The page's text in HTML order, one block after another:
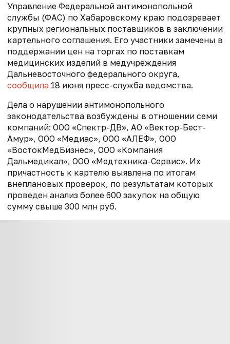
Управление Федеральной антимонопольной
службы (ФАС) по Хабаровскому краю подозревает
крупных региональных поставщиков в заключении
картельного соглашения. Его участники замечены в
поддержании цен на торгах по поставкам
медицинских изделий в медучреждения
Дальневосточного федерального округа,
сообщила 18 июня пресс-служба ведомства.
Дела о нарушении антимонопольного
законодательства возбуждены в отношении семи
компаний: ООО «Спектр-ДВ», АО «Вектор-Бест-
Амур», ООО «Медиас», ООО «АЛЕФ», ООО
«ВостокМедБизнес», ООО «Компания
Дальмедикал», ООО «Медтехника-Сервис». Их
причастность к картелю выявлена по итогам
внеплановых проверок, по результатам которых
проведен анализ более 600 закупок на общую
сумму свыше 300 млн руб.